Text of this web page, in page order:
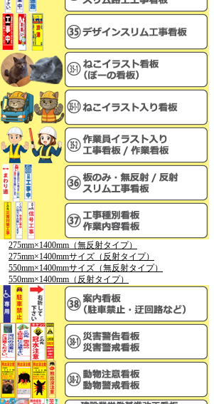
275mm×1400mm（無反射タイプ）
275mm×1400mmサイズ（反射タイプ）
550mm×1400mmサイズ（無反射タイプ）
550mm×1400mm（反射タイプ）